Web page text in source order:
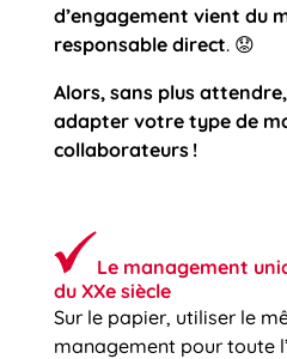
d’engagement vient du
responsable direct. 😟
Alors, sans plus
adapter votre type de
collaborateurs!
Le management
du XXe siècle
Sur le papier, utiliser le
management pour toute